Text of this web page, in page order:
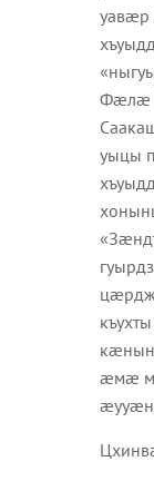
уавæр
Фæлæ
уыцы
æмæ